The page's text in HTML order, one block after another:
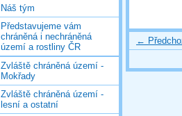
←
Náš tým
Představujeme vám
chráněná i nechráněná
území a rostliny ČR
Zvláště chráněná území -
Mokřady
Zvláště chráněná území -
lesní a ostatní